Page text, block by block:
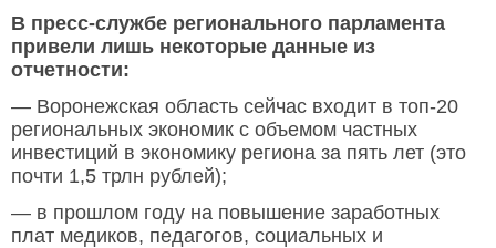
В пресс-службе регионального парламента
привели лишь некоторые данные из
отчетности:
— Воронежская область сейчас входит в топ-20
региональных экономик с объемом частных
инвестиций в экономику региона за пять лет (это
почти 1,5 трлн рублей);
— в прошлом году на повышение заработных
плат медиков, педагогов, социальных и